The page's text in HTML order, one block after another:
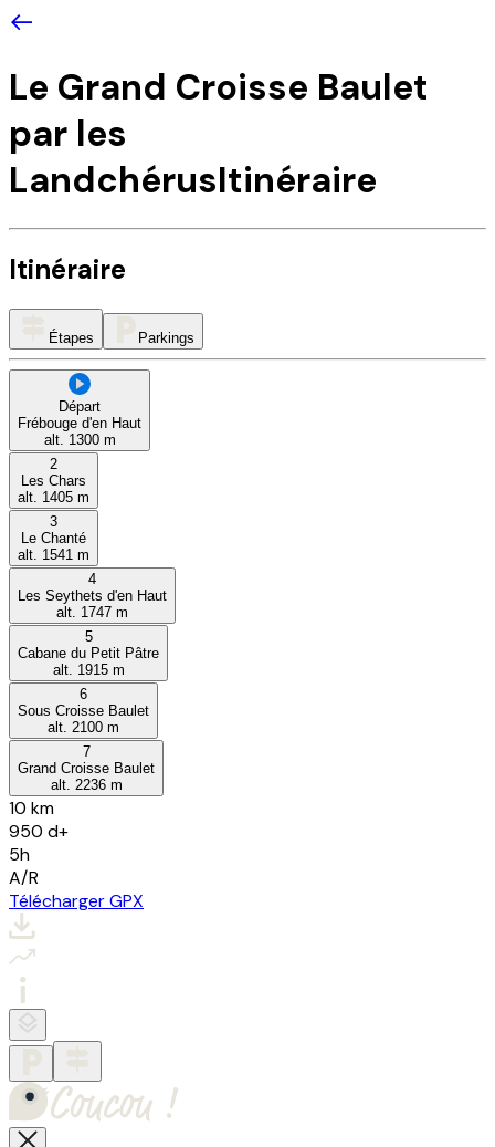
Le Grand Croisse Baulet
par les
LandchérusItinéraire
Itinéraire
Étapes Parkings
Départ
Frébouge d'en Haut
alt. 1300m
2
Les Chars
alt. 1405 m
3
Le Chanté
alt. 1541 m
4
Les Seythets d'en Haut
alt. 1747 m
5
Cabane du Petit Pâtre
alt. 1915m
6
Sous Croisse Baulet
alt. 2100 m
7
Grand Croisse Baulet
alt. 2236m
10 km
950 d+
5h
A/R
Télécharger GPX